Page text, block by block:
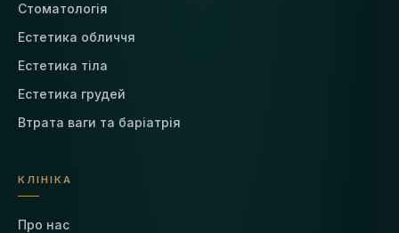
Стоматологія
Естетика обличчя
Естетика тіла
Естетика грудей
Втрата ваги та баріатрія
КЛІНІКА
Про нас